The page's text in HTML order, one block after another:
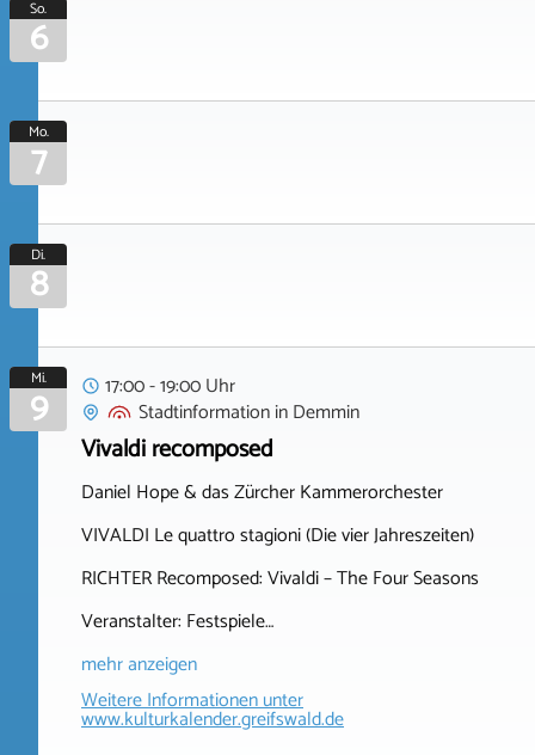
So.
6
Mo.
7
Di.
8
Mi.
9
17:00 - 19:00 Uhr
StadtinformationinDemmin
Vivaldi recomposed
Daniel Hope & das Zürcher Kammerorchester
VIVALDI Le quattro stagioni (Die vier Jahreszeiten)
RICHTER Recomposed: Vivaldi – The Four Seasons
Veranstalter: Festspiele…
mehr anzeigen
Weitere Informationen unter
www.kulturkalender.greifswald.de